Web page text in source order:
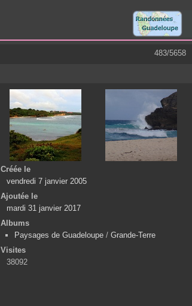
483/5658
Créée le
vendredi 7 janvier 2005
Ajoutée le
mardi 31 janvier 2017
Albums
Paysages de Guadeloupe / Grande-Terre
Visites
38092